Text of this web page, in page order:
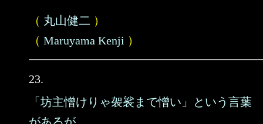
（ 丸山健二 ）
（ Maruyama Kenji ）
23.
「坊主憎けりゃ袈裟まで憎い」という言葉